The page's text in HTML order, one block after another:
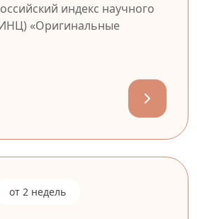
индекс научного
«Оригинальные
от 2 недель